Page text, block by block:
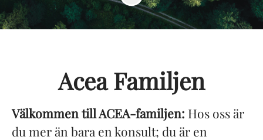
Acea Familjen
Välkommen till ACEA-familjen: Hos oss är
du mer än bara en konsult; du är en